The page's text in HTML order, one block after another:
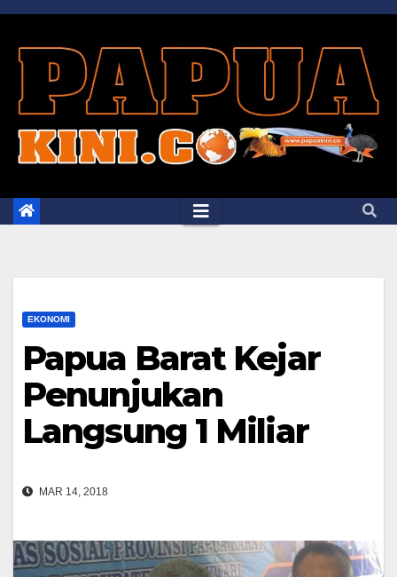
Skip
content
EKONOMI
Papua Barat Kejar
Penunjukan
Langsung 1 Miliar
MAR 14, 2018